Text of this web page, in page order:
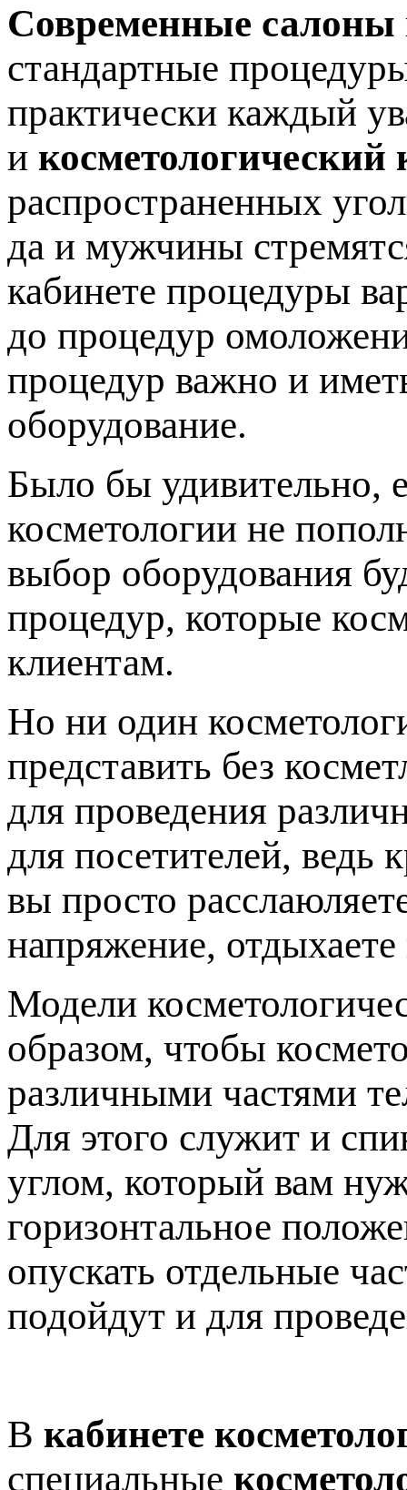
Современные салоны
стандартные
практически каждый
и косметологический
распространенных
да и мужчины
кабинете процедуры
до процедур
процедур важно и
оборудование.
Было бы удивительно,
косметологии не
выбор оборудования
процедур, которые
клиентам.
Но ни один
представить без
для проведения
для посетителей, ведь
вы просто
напряжение,
Модели
образом, чтобы
различными частями
Для этого служит и
углом, который вам
горизонтальное
опускать отдельные
подойдут и для
В кабинете
специальные